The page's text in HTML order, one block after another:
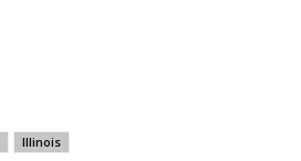
Illinois